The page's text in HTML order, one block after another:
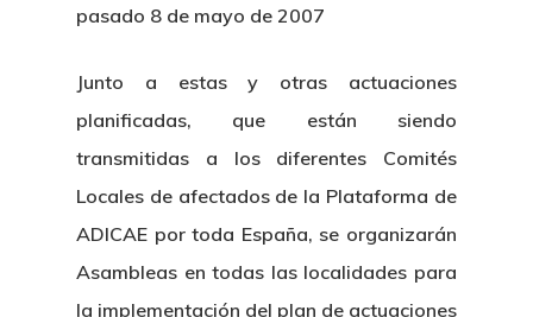
pasado 8 de mayo de 2007
Junto a estas y otras actuaciones
planificadas, que están siendo
transmitidas a los diferentes Comités
Locales de afectados de la Plataforma de
ADICAE por toda España, se organizarán
Asambleas en todas las localidades para
la implementación del plan de actuaciones